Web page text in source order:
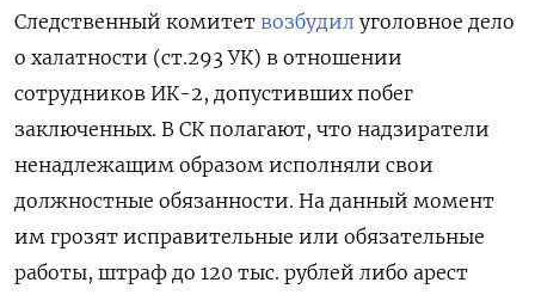
Следственный комитет возбудил уголовное дело
о халатности (ст.293 УК) в отношении
сотрудников ИК-2, допустивших побег
заключенных. В СК полагают, что надзиратели
ненадлежащим образом исполняли свои
должностные обязанности. На данный момент
им грозят исправительные или обязательные
работы, штраф до 120 тыс. рублей либо арест